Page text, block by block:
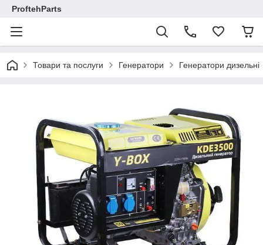
ProftehParts
Товари та послуги Генератори Генератори дизельні